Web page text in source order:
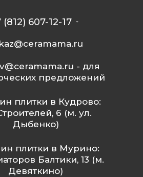
(812) 607-12-17
- для
предложений
плитки в Кудрово:
6 (м. ул.
Дыбенко)
плитки в Мурино:
Балтики, 13 (м.
Девяткино)